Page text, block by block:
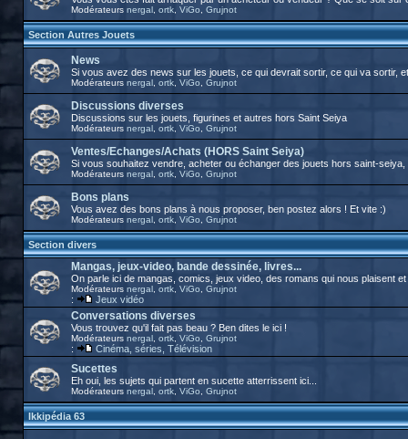
Modérateurs nergal, ortk, ViGo Grujnot
Section Autres Jouets
News
Si vous avez des news sur les jouets, ce qui devrait sortir, ce qui va sortir,
Modérateurs nergal, ortk, ViGo Grujnot
Discussions diverses
Discussions sur les jouets, figurines et autres hors Saint Seiya
Modérateurs nergal, ortk, ViGo Grujnot
Ventes/Echanges/Achats (HORS Saint Seiya)
Si vous souhaitez vendre, acheter ou échanger des jouets hors saint-seiya,
Modérateurs nergal, ortk, ViGo Grujnot
Bons plans
Vous avez des bons plans à nous proposer, ben postez alors ! Et vite :)
Modérateurs nergal, ortk, ViGo Grujnot
Section divers
Mangas, jeux-video, bande dessinée, livres...
On parle ici de mangas, comics, jeux video, des romans qui nous plaisent
Modérateurs nergal, ortk, ViGo Grujnot
: Jeux vidéo
Conversations diverses
Vous trouvez qu'il fait pas beau ? Ben dites le ici !
Modérateurs nergal, ortk, ViGo Grujnot
: Cinéma, séries, Télévision
Sucettes
Eh oui, les sujets qui partent en sucette atterrissent ici...
Modérateurs nergal, ortk, ViGo Grujnot
Ikkipédia 63